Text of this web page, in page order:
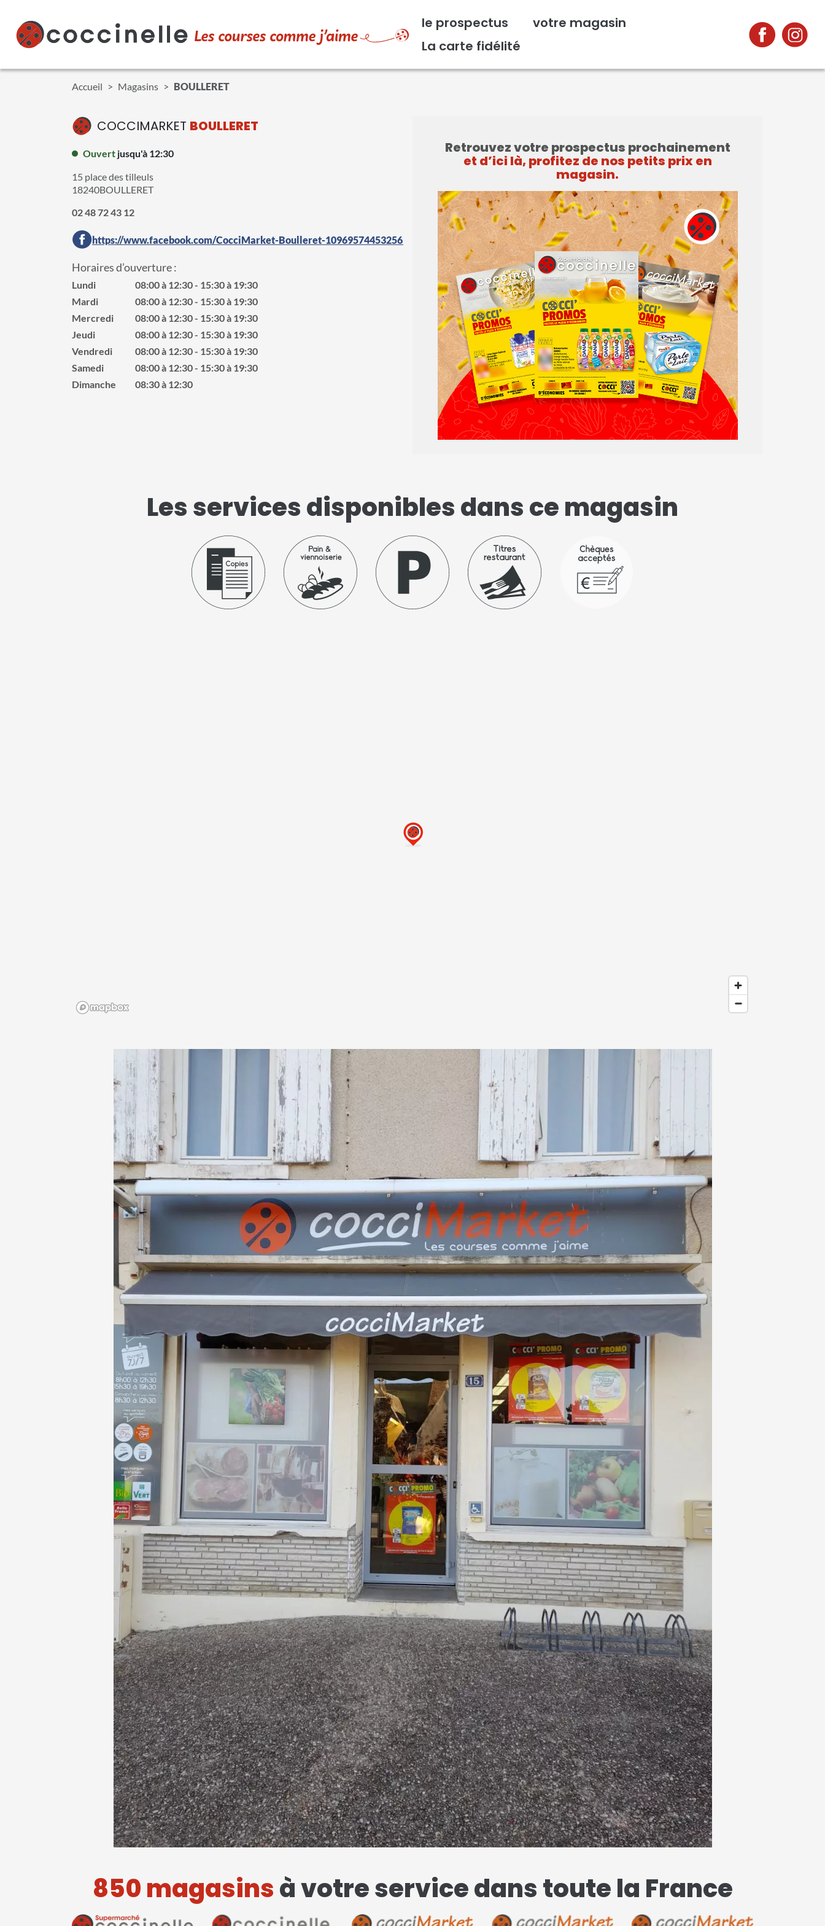
Navigation principale
le prospectus
votre magasin
La carte fidélité
Accueil Magasins BOULLERET
COCCIMARKET BOULLERET
Ouvert jusqu'à 12:30
15 place des tilleuls
18240BOULLERET
02 48 72 43 12
https://www.facebook.com/CocciMarket-Boulleret-109695744532569
Horaires d’ouverture :
Lundi 08:00 à 12:30
15:30 à 19:30
Mardi
08:00 à 12:30
15:30 à 19:30
Mercredi
08:00 à 12:30
15:30 à 19:30
Jeudi
08:00 à 12:30
15:30 à 19:30
Vendredi
08:00 à 12:30
15:30 à 19:30
Samedi
08:00 à 12:30
15:30 à 19:30
Dimanche
08:30 à 12:30
Retrouvez votre prospectus prochainement
et d’ici là, profitez de nos petits prix en
magasin.
Les services disponibles dans ce magasin
850 magasinsà votre service dans toute la France